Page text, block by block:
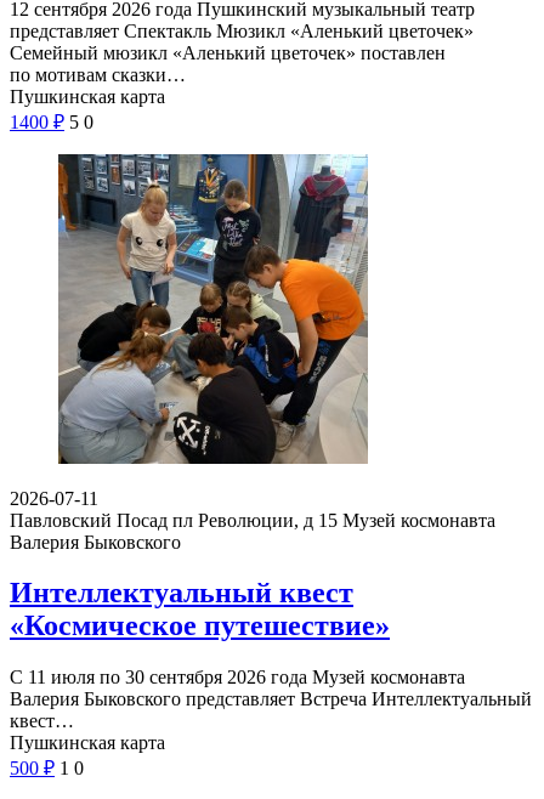
12 сентября 2026 года Пушкинский музыкальный театр
представляет Спектакль Мюзикл «Аленький цветочек»
Семейный мюзикл «Аленький цветочек» поставлен
по мотивам сказки…
Пушкинская карта
1400 ₽ 5 0
2026-07-11
Павловский Посад пл Революции, д 15 Музей космонавта
Валерия Быковского
Интеллектуальный квест
«Космическое путешествие»
С 11 июля по 30 сентября 2026 года Музей космонавта
Валерия Быковского представляет Встреча Интеллектуальный
квест…
Пушкинская карта
500 ₽ 1 0